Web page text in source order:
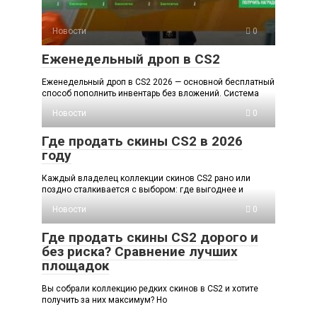
Новости 0
Еженедельный дроп в CS2
Еженедельный дроп в CS2 2026 — основной бесплатный
способ пополнить инвентарь без вложений. Система
Новости
0
Где продать скины CS2 в 2026
году
Каждый владелец коллекции скинов CS2 рано или
поздно сталкивается с выбором: где выгоднее и
Новости
0
Где продать скины CS2 дорого и
без риска? Сравнение лучших
площадок
Вы собрали коллекцию редких скинов в CS2 и хотите
получить за них максимум? Но